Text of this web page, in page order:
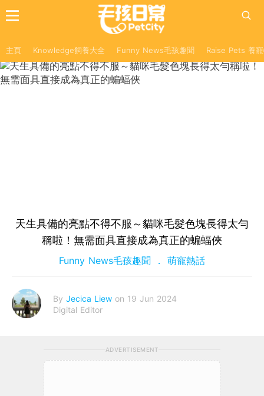
主頁 Knowledge飼養大全 Funny News毛孩趣聞 Raise Pets 養
天生具備的亮點不得不服～貓咪毛髮色塊長得太勻
稱啦！無需面具直接成為真正的蝙蝠俠
Funny News毛孩趣聞 萌寵熱話
By Jecica Liew on 19 Jun 2024
Digital Editor
ADVERTISEMENT